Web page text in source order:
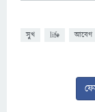
সুখ life আবেগ